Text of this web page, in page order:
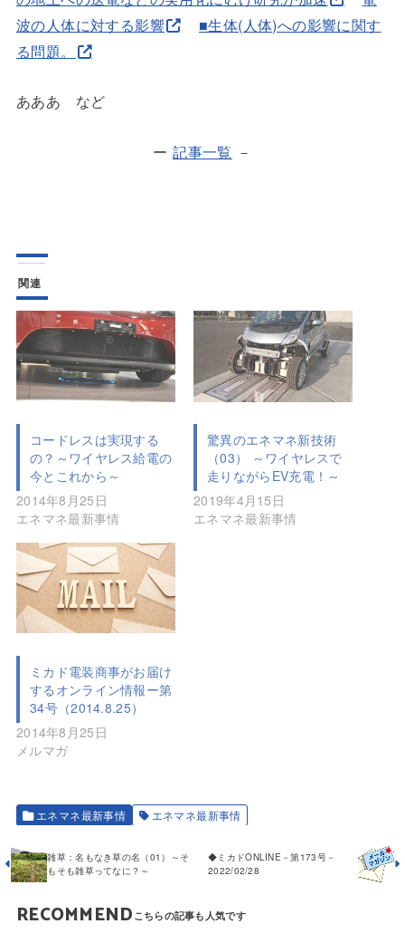
波の人体に対する影響
■生体(人体)への影響に関す
る問題。
あああ など
ー記事一覧 －
関連
コードレスは実現する
の？～ワイヤレス給電の
今とこれから～
2014年8月25日
エネマネ最新事情
驚異のエネマネ新技術
（03） ～ワイヤレスで
走りながらEV充電！～
2019年4月15日
エネマネ最新事情
ミカド電装商事がお届け
するオンライン情報ー第
34号（2014.8.25）
2014年8月25日
メルマガ
エネマネ最新事情 エネマネ最新事情
◆ミカドONLINE－第173号－
2022/02/28
雑草：名もなき草の名（01）～そ
もそも雑草ってなに？～
RECOMMEND